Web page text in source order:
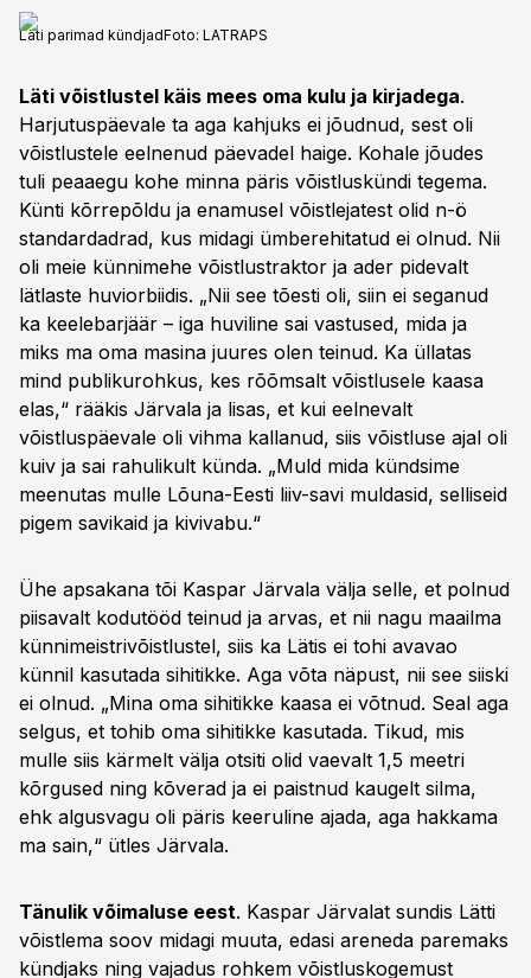
Läti parimad kündjadFoto: LATRAPS
Läti võistlustel käis mees oma kulu ja kirjadega.
Harjutuspäevale ta aga kahjuks ei jõudnud, sest oli
võistlustele eelnenud päevadel haige. Kohale jõudes
tuli peaaegu kohe minna päris võistluskündi tegema.
Künti kõrrepõldu ja enamusel võistlejatest olid n-ö
standardadrad, kus midagi ümberehitatud ei olnud. Nii
oli meie künnimehe võistlustraktor ja ader pidevalt
lätlaste huviorbiidis. „Nii see tõesti oli, siin ei seganud
ka keelebarjäär – iga huviline sai vastused, mida ja
miks ma oma masina juures olen teinud. Ka üllatas
mind publikurohkus, kes rõõmsalt võistlusele kaasa
elas,“ rääkis Järvala ja lisas, et kui eelnevalt
võistluspäevale oli vihma kallanud, siis võistluse ajal oli
kuiv ja sai rahulikult künda. „Muld mida kündsime
meenutas mulle Lõuna-Eesti liiv-savi muldasid, selliseid
pigem savikaid ja kivivabu.“
Ühe apsakana tõi Kaspar Järvala välja selle, et polnud
piisavalt kodutööd teinud ja arvas, et nii nagu maailma
künnimeistrivõistlustel, siis ka Lätis ei tohi avavao
künnil kasutada sihitikke. Aga võta näpust, nii see siiski
ei olnud. „Mina oma sihitikke kaasa ei võtnud. Seal aga
selgus, et tohib oma sihitikke kasutada. Tikud, mis
mulle siis kärmelt välja otsiti olid vaevalt 1,5 meetri
kõrgused ning kõverad ja ei paistnud kaugelt silma,
ehk algusvagu oli päris keeruline ajada, aga hakkama
ma sain,“ ütles Järvala.
Tänulik võimaluse eest. Kaspar Järvalat sundis Lätti
võistlema soov midagi muuta, edasi areneda paremaks
kündjaks ning vajadus rohkem võistluskogemust